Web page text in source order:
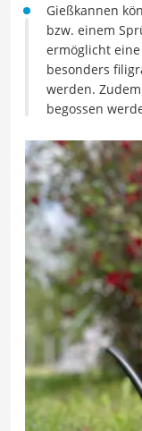
Gießkannen
bzw. einem
ermöglicht
besonders
werden.
begossen